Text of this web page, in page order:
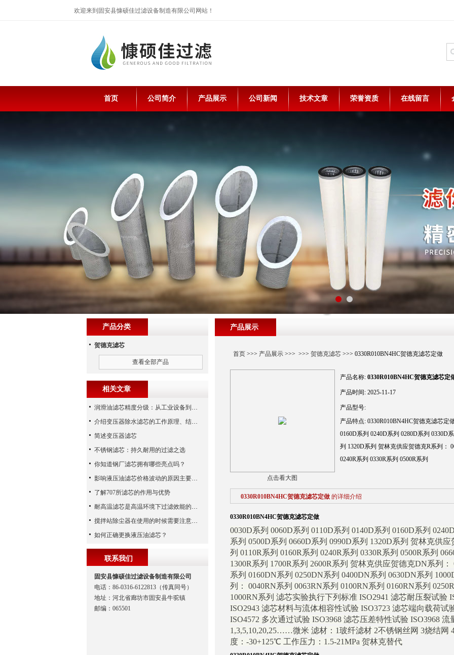
欢迎来到固安县慷硕佳过滤设备制造有限公司网站！
首页 公司简介 产品展示 公司新闻 技术文章 荣誉资质 在线留言
产品展示
首页>>> 产品展示>>> >>> 贺德克滤芯>>> 0330R010BN4HC贺德克滤芯定做
点击看大图
产品名称: 0330R010BN4HC贺德克滤芯定
产品时间: 2025-11-17
产品型号:
产品特点: 0330R010BN4HC贺德克滤芯定
0160D系列 0240D系列 0280D系列 0330D
列 1320D系列 贺林克供应贺德克R系列：
0240R系列 0330R系列 0500R系列
0330R010BN4HC贺德克滤芯定做 的详细介绍
0330R010BN4HC贺德克滤芯定做
0030D系列 0060D系列 0110D系列 0140D系列 0160D系列
系列 0500D系列 0660D系列 0990D系列 1320D系列 贺林克供
列 0110R系列 0160R系列 0240R系列 0330R系列 0500R系列
1300R系列 1700R系列 2600R系列 贺林克供应贺德克DN系列
系列 0160DN系列 0250DN系列 0400DN系列 0630DN系列
列： 0040RN系列 0063RN系列 0100RN系列 0160RN系列
1000RN系列 滤芯实验执行下列标准 ISO2941 滤芯耐压裂试验
ISO2943 滤芯材料与流体相容性试验 ISO3723 滤芯端向载荷试
ISO4572 多次通过试验 ISO3968 滤芯压差特性试验 ISO3968
1,3,5,10,20,25……微米 滤材：1玻纤滤材 2不锈钢丝网 3烧结网
度：-30+125℃ 工作压力：1.5-21MPa 贺林克替代
产品分类
贺德克滤芯
查看全部产品
相关文章
润滑油滤芯精度分级：从工业设备到精密系统的过滤密码
介绍变压器除水滤芯的工作原理、结构及优点
简述变压器滤芯
不锈钢滤芯：持久耐用的过滤之选
你知道钢厂滤芯拥有哪些亮点吗？
影响液压油滤芯价格波动的原因主要有哪些呢？
了解707所滤芯的作用与优势
耐高温滤芯是高温环境下过滤效能的安全守护者
搅拌站除尘器在使用的时候需要注意哪些事项？
如何正确更换液压油滤芯？
联系我们
固安县慷硕佳过滤设备制造有限公司
电话：86-0316-6122813（传真同号）
地址：河北省廊坊市固安县牛驼镇
邮编：065501